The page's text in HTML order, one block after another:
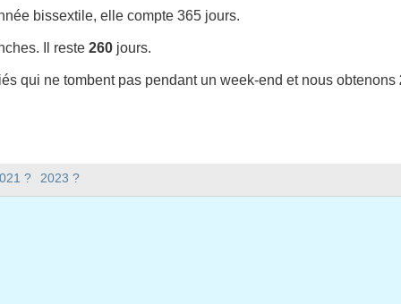
? 2023 ?
bissextile, elle compte 365 jours.
Il reste 260 jours.
qui ne tombent pas pendant un week-end et nous obtenons
il en 2022 en Espagne (Andalucía) ?